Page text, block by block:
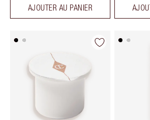
AJOUTER AU PANIER